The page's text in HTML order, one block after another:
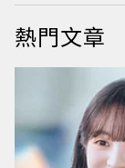
熱門文章